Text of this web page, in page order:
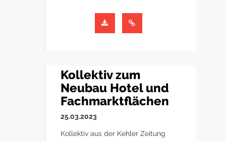
Kollektiv zum
Neubau Hotel und
Fachmarktflächen
25.03.2023
Kollektiv aus der Kehler Zeitung